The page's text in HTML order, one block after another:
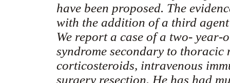
have been proposed. The
with the addition of a third
We report a case of a two-
syndrome secondary to
corticosteroids, intravenous
surgery resection. He has had